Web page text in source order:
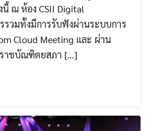
ณ ห้อง CSII Digital
รวมทั้งมีการรับฟังผ่านระบบการ
Cloud Meeting และ ผ่าน
ราชบัณฑิตยสภา […]